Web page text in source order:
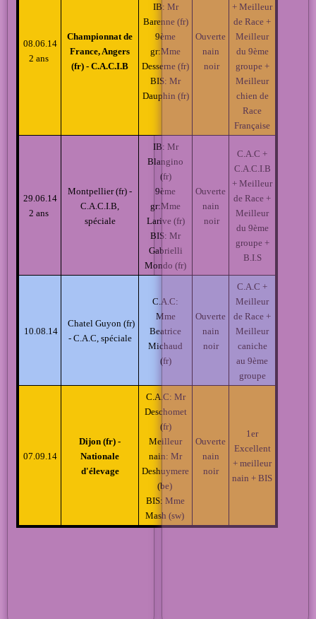
08.06.14
2 ans
Championnat de
France, Angers
(fr) - C.A.C.I.B
IB: Mr
Barenne (fr)
9ème
gr:Mme
Desserne (fr)
BIS: Mr
Dauphin (fr)
Ouverte
nain
noir
+ Meilleur
de Race +
Meilleur
du 9ème
groupe +
Meilleur
chien de
Race
Française
29.06.14
2 ans
Montpellier (fr) -
C.A.C.I.B,
spéciale
IB: Mr
Blangino
(fr)
9ème
gr:Mme
Larive (fr)
BIS: Mr
Gabrielli
Mondo (fr)
Ouverte
nain
noir
C.A.C +
C.A.C.I.B
+ Meilleur
de Race +
Meilleur
du 9ème
groupe +
B.I.S
10.08.14
Chatel Guyon (fr)
- C.A.C, spéciale
C.A.C:
Mme
Beatrice
Michaud
(fr)
Ouverte
nain
noir
C.A.C +
Meilleur
de Race +
Meilleur
caniche
au 9ème
groupe
07.09.14
Dijon (fr) -
Nationale
d'élevage
C.A.C: Mr
Deschomet
(fr)
Meilleur
nain: Mr
Deshuymere
(be)
BIS: Mme
Mash (sw)
Ouverte
nain
noir
1er
Excellent
+ meilleur
nain + BIS